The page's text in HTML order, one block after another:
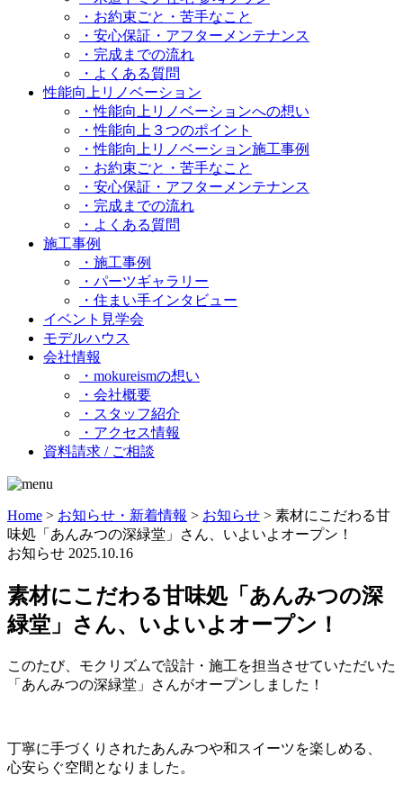
・お約束ごと・苦手なこと
・安心保証・アフターメンテナンス
・完成までの流れ
・よくある質問
性能向上リノベーション
・性能向上リノベーションへの想い
・性能向上３つのポイント
・性能向上リノベーション施工事例
・お約束ごと・苦手なこと
・安心保証・アフターメンテナンス
・完成までの流れ
・よくある質問
施工事例
・施工事例
・パーツギャラリー
・住まい手インタビュー
イベント見学会
モデルハウス
会社情報
・mokureismの想い
・会社概要
・スタッフ紹介
・アクセス情報
資料請求 / ご相談
Home > お知らせ・新着情報 > お知らせ > 素材にこだわる甘
味処「あんみつの深緑堂」さん、いよいよオープン！
お知らせ 2025.10.16
素材にこだわる甘味処「あんみつの深
緑堂」さん、いよいよオープン！
このたび、モクリズムで設計・施工を担当させていただいた
「あんみつの深緑堂」さんがオープンしました！
丁寧に手づくりされたあんみつや和スイーツを楽しめる、
心安らぐ空間となりました。